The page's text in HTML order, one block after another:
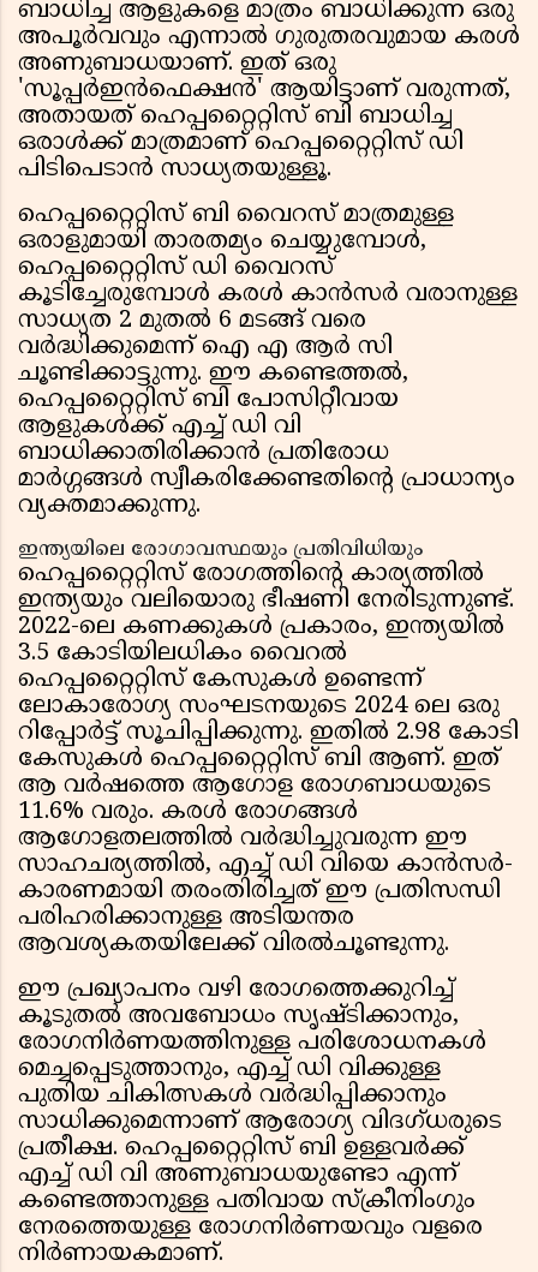
ബാധിച്ച ആളുകളെ മാത്രം ബാധിക്കുന്ന ഒരു
അപൂർവവും എന്നാൽ ഗുരുതരവുമായ കരൾ
അണുബാധയാണ്. ഇത് ഒരു
'സൂപ്പർഇൻഫെക്ഷൻ' ആയിട്ടാണ് വരുന്നത്,
അതായത് ഹെപ്പറ്റൈറ്റിസ് ബി ബാധിച്ച
ഒരാൾക്ക് മാത്രമാണ് ഹെപ്പറ്റൈറ്റിസ് ഡി
പിടിപെടാൻ സാധ്യതയുള്ളൂ.
ഹെപ്പറ്റൈറ്റിസ് ബി വൈറസ് മാത്രമുള്ള
ഒരാളുമായി താരതമ്യം ചെയ്യുമ്പോൾ,
ഹെപ്പറ്റൈറ്റിസ് ഡി വൈറസ്
കൂടിച്ചേരുമ്പോൾ കരൾ കാൻസർ വരാനുള്ള
സാധ്യത 2 മുതൽ 6 മടങ്ങ് വരെ
വർദ്ധിക്കുമെന്ന് ഐ എ ആർ സി
ചൂണ്ടിക്കാട്ടുന്നു. ഈ കണ്ടെത്തൽ,
ഹെപ്പറ്റൈറ്റിസ് ബി പോസിറ്റീവായ
ആളുകൾക്ക് എച്ച് ഡി വി
ബാധിക്കാതിരിക്കാൻ പ്രതിരോധ
മാർഗ്ഗങ്ങൾ സ്വീകരിക്കേണ്ടതിന്റെ പ്രാധാന്യം
വ്യക്തമാക്കുന്നു.
ഇന്ത്യയിലെ രോഗാവസ്ഥയും പ്രതിവിധിയും
ഹെപ്പറ്റൈറ്റിസ് രോഗത്തിന്റെ കാര്യത്തിൽ
ഇന്ത്യയും വലിയൊരു ഭീഷണി നേരിടുന്നുണ്ട്.
2022-ലെ കണക്കുകൾ പ്രകാരം, ഇന്ത്യയിൽ
3.5 കോടിയിലധികം വൈറൽ
ഹെപ്പറ്റൈറ്റിസ് കേസുകൾ ഉണ്ടെന്ന്
ലോകാരോഗ്യ സംഘടനയുടെ 2024 ലെ ഒരു
റിപ്പോർട്ട് സൂചിപ്പിക്കുന്നു. ഇതിൽ 2.98 കോടി
കേസുകൾ ഹെപ്പറ്റൈറ്റിസ് ബി ആണ്. ഇത്
ആ വർഷത്തെ ആഗോള രോഗബാധയുടെ
11.6% വരും. കരൾ രോഗങ്ങൾ
ആഗോളതലത്തിൽ വർദ്ധിച്ചുവരുന്ന ഈ
സാഹചര്യത്തിൽ, എച്ച് ഡി വിയെ കാൻസർ-
കാരണമായി തരംതിരിച്ചത് ഈ പ്രതിസന്ധി
പരിഹരിക്കാനുള്ള അടിയന്തര
ആവശ്യകതയിലേക്ക് വിരൽചൂണ്ടുന്നു.
ഈ പ്രഖ്യാപനം വഴി രോഗത്തെക്കുറിച്ച്
കൂടുതൽ അവബോധം സൃഷ്ടിക്കാനും,
രോഗനിർണയത്തിനുള്ള പരിശോധനകൾ
മെച്ചപ്പെടുത്താനും, എച്ച് ഡി വിക്കുള്ള
പുതിയ ചികിത്സകൾ വർദ്ധിപ്പിക്കാനും
സാധിക്കുമെന്നാണ് ആരോഗ്യ വിദഗ്ധരുടെ
പ്രതീക്ഷ. ഹെപ്പറ്റൈറ്റിസ് ബി ഉള്ളവർക്ക്
എച്ച് ഡി വി അണുബാധയുണ്ടോ എന്ന്
കണ്ടെത്താനുള്ള പതിവായ സ്ക്രീനിംഗും
നേരത്തെയുള്ള രോഗനിർണയവും വളരെ
നിർണായകമാണ്.